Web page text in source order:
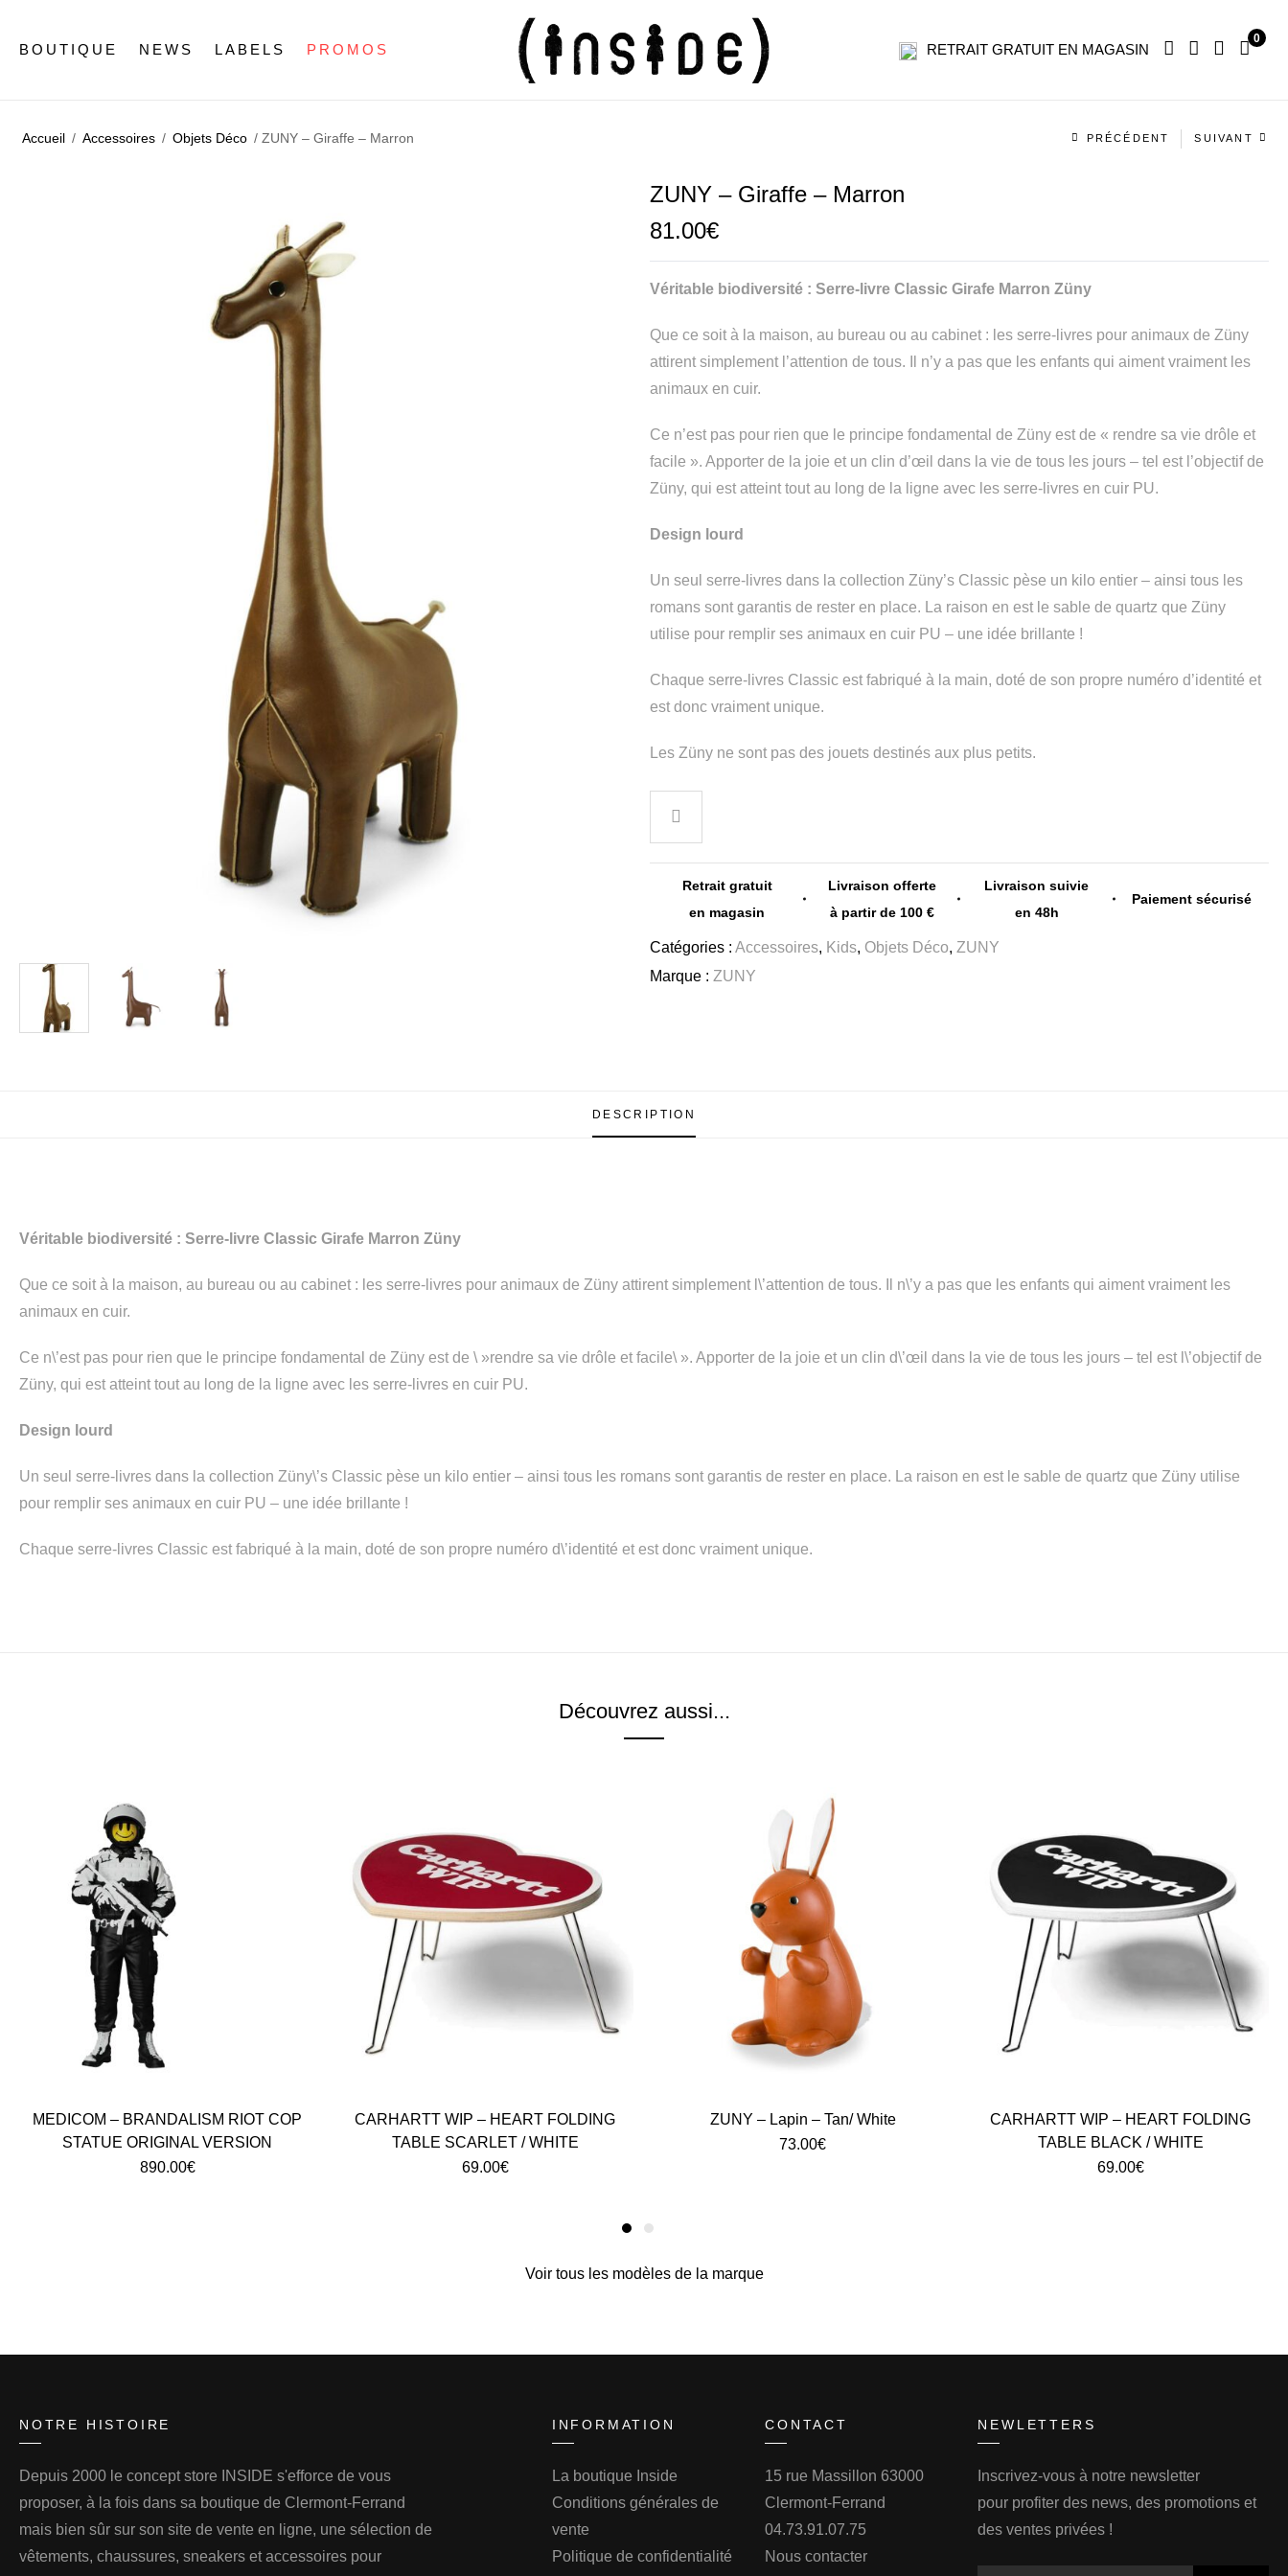
BOUTIQUE NEWS LABELS PROMOS RETRAIT GRATUIT EN MAGASIN
0
Accueil / Accessoires / Objets Déco / ZUNY – Giraffe – Marron
Navigation
PRÉCÉDENT SUIVANT
ZUNY – Giraffe – Marron
81.00€
Véritable biodiversité : Serre-livre Classic Girafe Marron Züny
Que ce soit à la maison, au bureau ou au cabinet : les serre-livres pour animaux de Züny
attirent simplement l’attention de tous. Il n’y a pas que les enfants qui aiment vraiment les
animaux en cuir.
Ce n’est pas pour rien que le principe fondamental de Züny est de « rendre sa vie drôle et
facile ». Apporter de la joie et un clin d’œil dans la vie de tous les jours – tel est l’objectif de
Züny, qui est atteint tout au long de la ligne avec les serre-livres en cuir PU.
Design lourd
Un seul serre-livres dans la collection Züny’s Classic pèse un kilo entier – ainsi tous les
romans sont garantis de rester en place. La raison en est le sable de quartz que Züny
utilise pour remplir ses animaux en cuir PU – une idée brillante !
Chaque serre-livres Classic est fabriqué à la main, doté de son propre numéro d’identité et
est donc vraiment unique.
Les Züny ne sont pas des jouets destinés aux plus petits.
Retrait gratuit
en magasin
Livraison offerte
à partir de 100 €
Livraison suivie
en 48h
Paiement sécurisé
Catégories : Accessoires, Kids, Objets Déco, ZUNY
Marque : ZUNY
DESCRIPTION
Véritable biodiversité : Serre-livre Classic Girafe Marron Züny
Que ce soit à la maison, au bureau ou au cabinet : les serre-livres pour animaux de Züny attirent simplement l\’attention de tous. Il n\’y a pas que les enfants qui aiment vraiment les
animaux en cuir.
Ce n\’est pas pour rien que le principe fondamental de Züny est de \ »rendre sa vie drôle et facile\ ». Apporter de la joie et un clin d\’œil dans la vie de tous les jours – tel est l\’objectif de
Züny, qui est atteint tout au long de la ligne avec les serre-livres en cuir PU.
Design lourd
Un seul serre-livres dans la collection Züny\’s Classic pèse un kilo entier – ainsi tous les romans sont garantis de rester en place. La raison en est le sable de quartz que Züny utilise
pour remplir ses animaux en cuir PU – une idée brillante !
Chaque serre-livres Classic est fabriqué à la main, doté de son propre numéro d\’identité et est donc vraiment unique.
Découvrez aussi...
MEDICOM – BRANDALISM RIOT COP
STATUE ORIGINAL VERSION
890.00€
CARHARTT WIP – HEART FOLDING
TABLE SCARLET / WHITE
69.00€
ZUNY – Lapin – Tan/ White
73.00€
CARHARTT WIP – HEART FOLDING
TABLE BLACK / WHITE
69.00€
Voir tous les modèles de la marque
NOTRE HISTOIRE
Depuis 2000 le concept store INSIDE s'efforce de vous
proposer, à la fois dans sa boutique de Clermont-Ferrand
mais bien sûr sur son site de vente en ligne, une sélection de
vêtements, chaussures, sneakers et accessoires pour
INFORMATION
La boutique Inside
Conditions générales de
vente
Politique de confidentialité
CONTACT
15 rue Massillon 63000
Clermont-Ferrand
04.73.91.07.75
Nous contacter
NEWLETTERS
Inscrivez-vous à notre newsletter
pour profiter des news, des promotions et
des ventes privées !